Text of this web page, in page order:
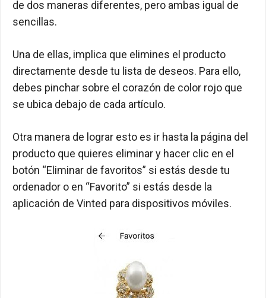
de dos maneras diferentes, pero ambas igual de
sencillas.
Una de ellas, implica que elimines el producto
directamente desde tu lista de deseos. Para ello,
debes pinchar sobre el corazón de color rojo que
se ubica debajo de cada artículo.
Otra manera de lograr esto es ir hasta la página del
producto que quieres eliminar y hacer clic en el
botón “Eliminar de favoritos” si estás desde tu
ordenador o en “Favorito” si estás desde la
aplicación de Vinted para dispositivos móviles.